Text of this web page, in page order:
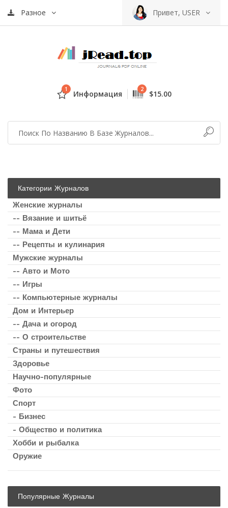
Разное Привет, USER
1 Информация 2 $15.00
Категории Журналов
Женские журналы
-- Вязание и шитьё
-- Мама и Дети
-- Рецепты и кулинария
Мужские журналы
-- Авто и Мото
-- Игры
-- Компьютерные журналы
Дом и Интерьер
-- Дача и огород
-- О строительстве
Страны и путешествия
Здоровье
Научно-популярные
Фото
Спорт
- Бизнес
- Общество и политика
Хобби и рыбалка
Оружие
Популярные Журналы